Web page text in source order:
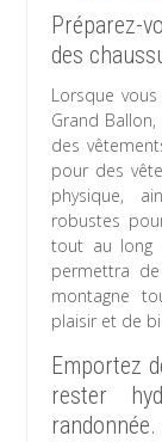
Préparez-
des
Lorsque
Grand
des
pour des
physique,
robustes
tout au long
permettra
montagne
plaisir et de
Emportez
rester
randonnée.